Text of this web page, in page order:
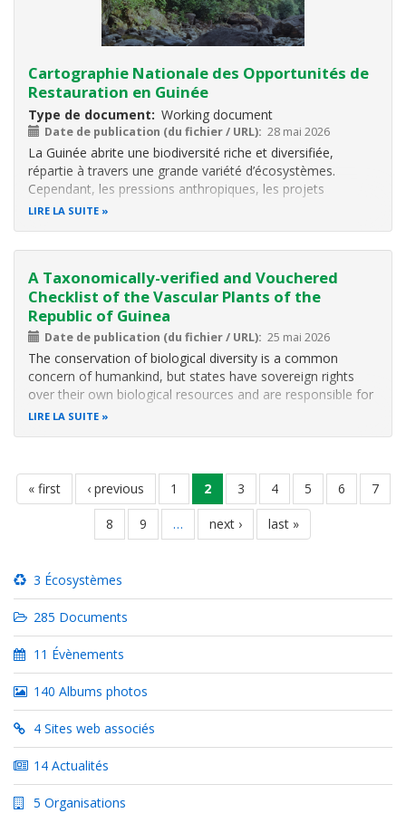
Cartographie Nationale des Opportunités de
Restauration en Guinée
Type de document Working document
Date de publication (du fichier / URL) 28 mai 2026
La Guinée abrite une biodiversité riche et diversifiée,
répartie à travers une grande variété d’écosystèmes.
Cependant, les pressions anthropiques, les projets
d’infrastructure et les changements climatiques entraînent
LIRE LA SUITE
A Taxonomically-verified and Vouchered
Checklist of the Vascular Plants of the
Republic of Guinea
Date de publication (du fichier / URL) 25 mai 2026
The conservation of biological diversity is a common
concern of humankind, but states have sovereign rights
over their own biological resources and are responsible for
conserving their biodiversity and using their biological
LIRE LA SUITE
Pagination
première
page
« first
page
précédente
‹ previous page
1
page
courante
2 page
3 page
4 page
5 page
6 page
7
page
8 page
9 …
page
suivante
next ›
dernière
page
last »
3 Écosystèmes
285 Documents
11 Évènements
140 Albums photos
4 Sites web associés
14 Actualités
5 Organisations